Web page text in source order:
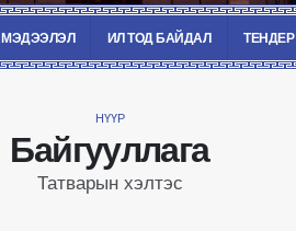
МЭДЭЭЛЭЛ ИЛ ТОД БАЙДАЛ ТЕНДЕР
Байгууллага
Татварын хэлтэс
НҮҮР